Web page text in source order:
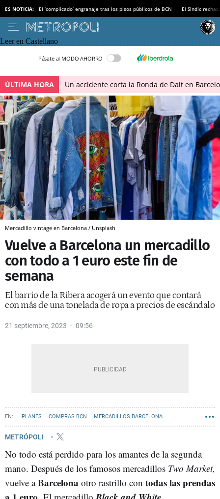
ES NOTICIA: El ‘complicado’ engranaje tras los pisos públicos de BCN El Síndic
Leer en Castellano
Pásate al MODO AHORRO
ÚLTIMA HORA Un accidente corta la Ronda de Dalt en
Mercadillo vintage en Barcelona / Unsplash
Vuelve a Barcelona un mercadillo
con todo a 1 euro este fin de
semana
El barrio de la Ribera acogerá un evento que contará
con más de una tonelada de ropa a precios de escándalo
21 septiembre, 2023 09:56
PLANES COMPRAS BCN MERCADILLOS BARCELONA
METRÓPOLI
No todo está perdido para los amantes de la segunda
mano. Después de los famosos mercadillos Two Market,
vuelve aBarcelona otro rastrillo con todas las prendas